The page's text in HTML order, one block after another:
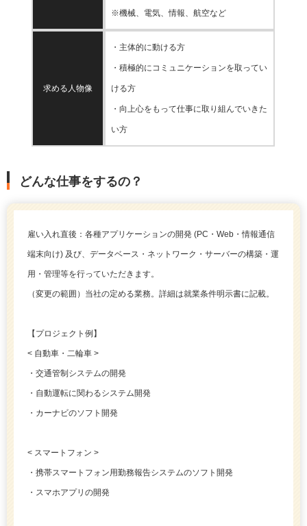
※機械、電気、情報、航空など
求める人物像
・主体的に動ける方
・積極的にコミュニケーションを取ってい
ける方
・向上心をもって仕事に取り組んでいきた
い方
どんな仕事をするの？
雇い入れ直後：各種アプリケーションの開発 (PC・Web・情報通信
端末向け) 及び、データベース・ネットワーク・サーバーの構築・運
用・管理等を行っていただきます。
（変更の範囲）当社の定める業務。詳細は就業条件明示書に記載。
【プロジェクト例】
< 自動車・二輪車 >
・交通管制システムの開発
・自動運転に関わるシステム開発
・カーナビのソフト開発
< スマートフォン >
・携帯スマートフォン用勤務報告システムのソフト開発
・スマホアプリの開発